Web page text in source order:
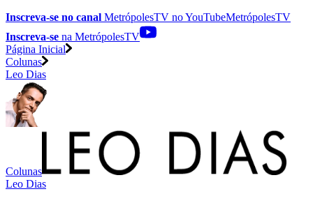
Inscreva-se no canal MetrópolesTV noYouTubeMetrópolesTV
Inscreva-se na MetrópolesTV
Página Inicial
Colunas
Leo Dias
Colunas
Leo Dias